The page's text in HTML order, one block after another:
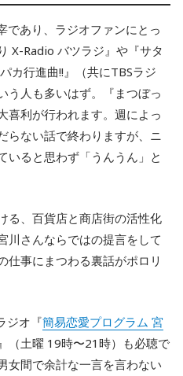
であり、ラジオファンにとっ
X-Radio バツラジ』や『サタ
カ行進曲!!』（共にTBSラジ
う人も多いはず。『まつぼっ
喜利が行われます。週によっ
らない話で終わりますが、ニ
いると思わず「うんうん」と
る、百貨店と商店街の活性化
川さんならではの提言をして
仕事にまつわる裏話がポロリ
ジオ『簡易恋愛プログラム 宮
』（土曜 19時〜21時）も必聴で
女間で余計な一言を言わない